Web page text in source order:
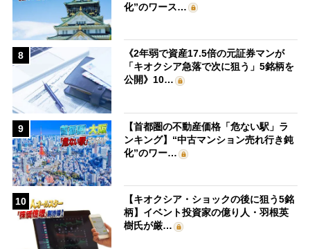
化”のワース…
8
《2年弱で資産17.5倍の元証券マンが
「キオクシア急落で次に狙う」5銘柄を
公開》10…
9
【首都圏の不動産価格「危ない駅」ラ
ンキング】“中古マンション売れ行き鈍
化”のワー…
10
【キオクシア・ショックの後に狙う5銘
柄】イベント投資家の億り人・羽根英
樹氏が厳…